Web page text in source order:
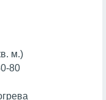
м.)
80